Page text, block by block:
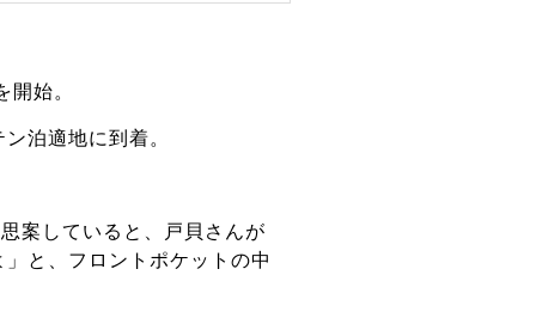
始。
泊適地に到着。
案していると、戸貝さんが
と、フロントポケットの中